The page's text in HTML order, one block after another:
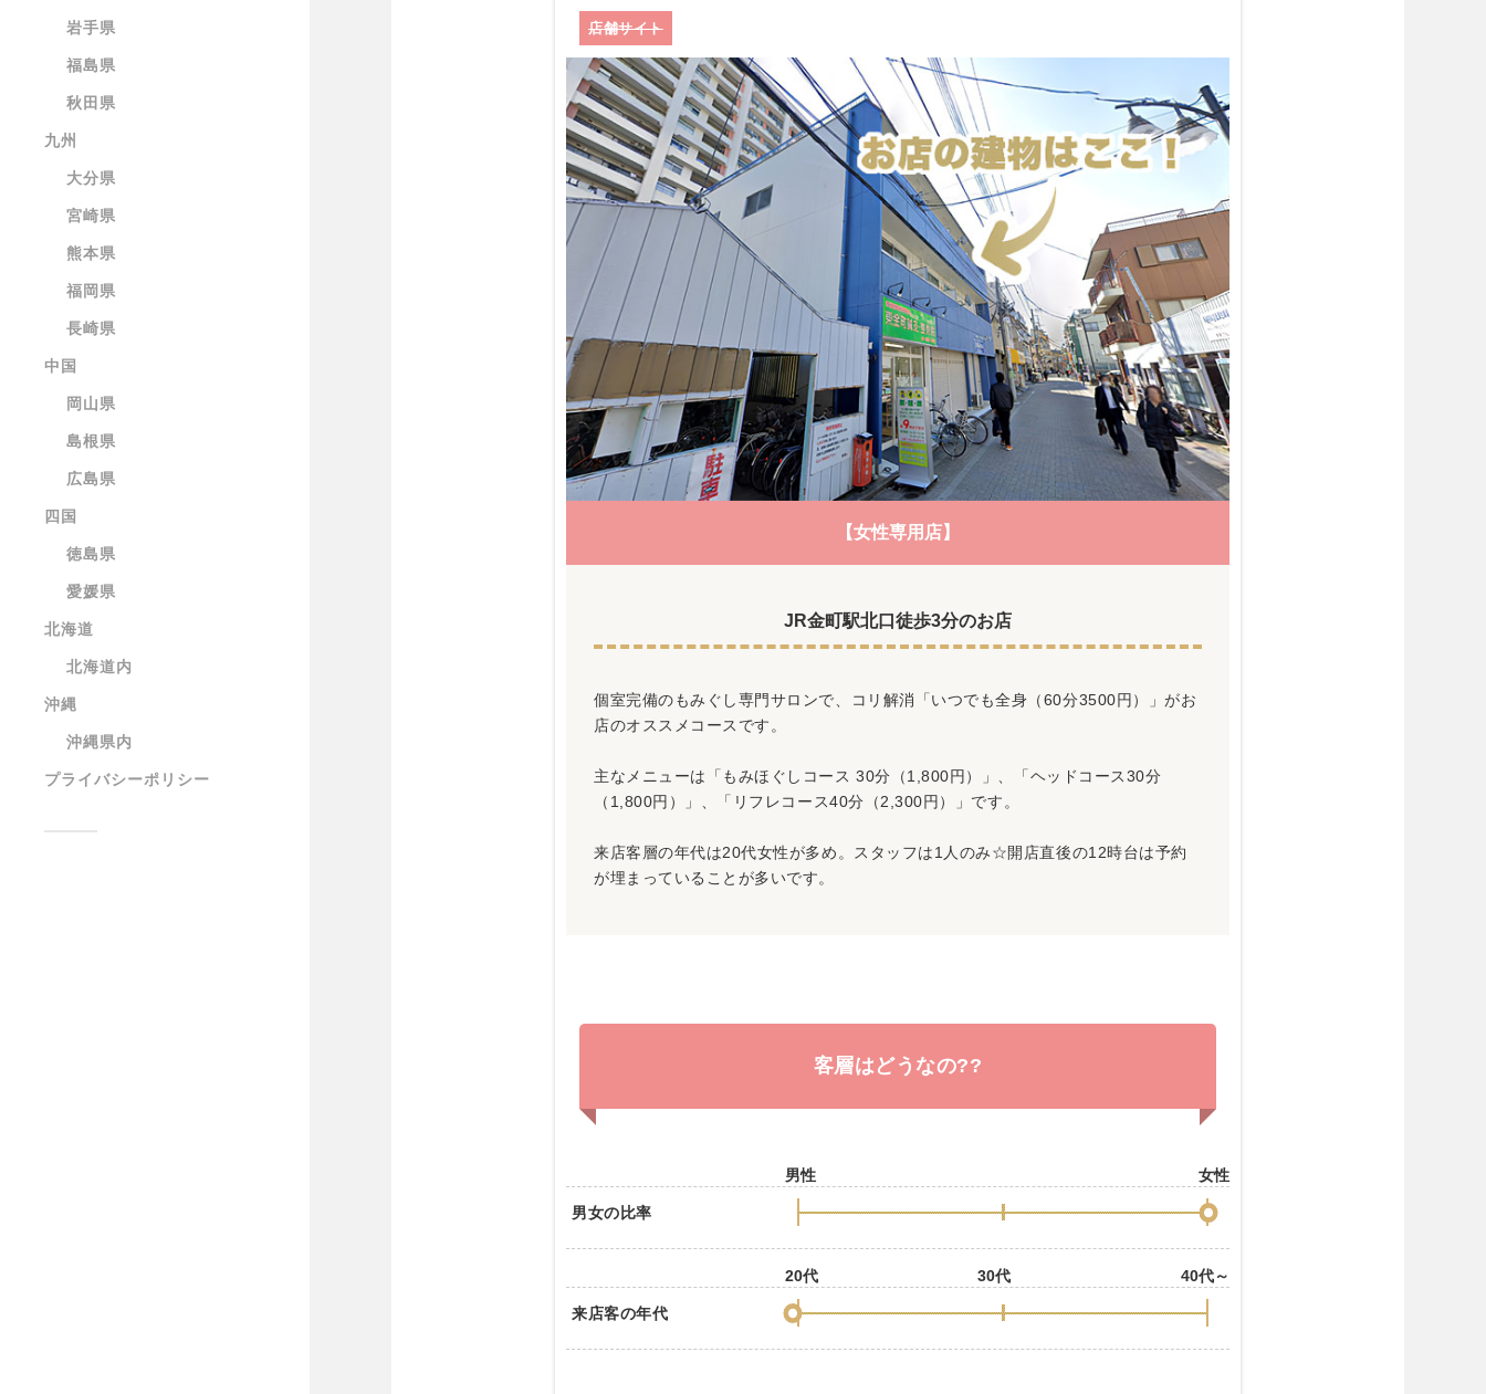
岩手県
福島県
秋田県
九州
大分県
宮崎県
熊本県
福岡県
長崎県
中国
岡山県
島根県
広島県
四国
徳島県
愛媛県
北海道
北海道内
沖縄
沖縄県内
プライバシーポリシー
店舗サイト
【女性専用店】
JR金町駅北口徒歩3分のお店
個室完備のもみぐし専門サロンで、コリ解消「いつでも全身（60分3500円）」がお
店のオススメコースです。
主なメニューは「もみほぐしコース 30分（1,800円）」、「ヘッドコース30分
（1,800円）」、「リフレコース40分（2,300円）」です。
来店客層の年代は20代女性が多め。スタッフは1人のみ☆開店直後の12時台は予約
が埋まっていることが多いです。
客層はどうなの??
男性 女性
男女の比率
20代 30代 40代～
来店客の年代